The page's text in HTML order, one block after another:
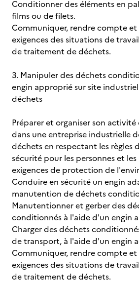
Conditionner des éléments en
films ou de filets.
Communiquer, rendre compte et
exigences des situations de
de traitement de déchets.
3. Manipuler des déchets
engin approprié sur site
déchets
Préparer et organiser son
dans une entreprise industrielle
déchets en respectant les règles
sécurité pour les personnes et
exigences de protection de
Conduire en sécurité un engin
manutention de déchets
Manutentionner et gerber des
conditionnés à l'aide d'un engin
Charger des déchets
de transport, à l'aide d'un engin
Communiquer, rendre compte et
exigences des situations de
de traitement de déchets.